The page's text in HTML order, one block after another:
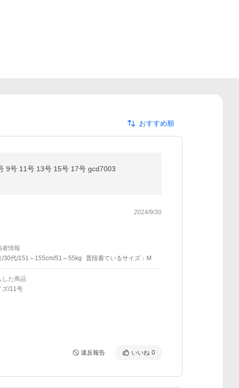
おすすめ順
9号 11号 13号 15号 17号 gcd7003
2024/9/30
者情報
/30代/151～155cm/51～55kg
普段着ているサイズ：M
した商品
ズ/11号
違反報告 いいね 0